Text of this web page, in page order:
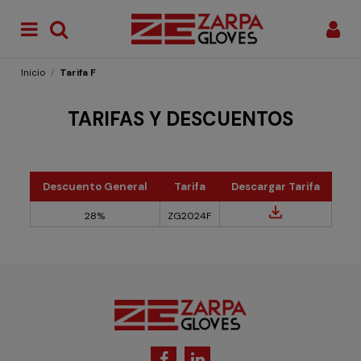
Inicio Tarifa F
TARIFAS Y DESCUENTOS
Descuento General Tarifa Descargar Tarifa
28% ZG2024F